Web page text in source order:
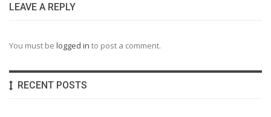
LEAVE A REPLY
You must be logged in to post a comment.
RECENT POSTS